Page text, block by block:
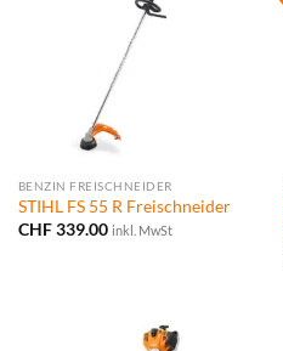
BENZIN FREISCHNEIDER
STIHL FS 55 R Freischneider
CHF339.00 inkl. MwSt